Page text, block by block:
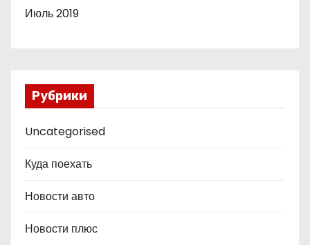
Июль 2019
Рубрики
Uncategorised
Куда поехать
Новости авто
Новости плюс